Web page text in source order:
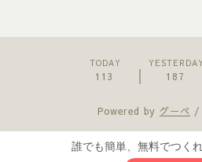
TODAY
113 187
Powered by グーペ /
誰でも簡単、無料でつく